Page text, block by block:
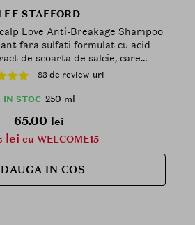
STAFFORD
Love Anti-Breakage Shampoo
fara sulfati formulat cu acid
de scoarta de salcie, care
si exfolierea delicata a
iritat si la mentinerea aspectului
la cadere - 250 ml
83 de review-uri
IN STOC 250 ml
65.00 lei
lei cu WELCOME15
IN COS